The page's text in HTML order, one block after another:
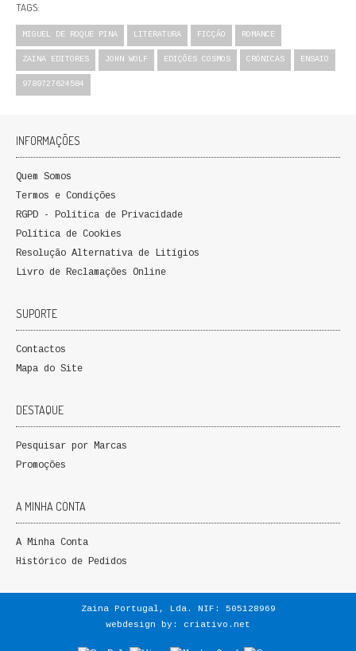
TAGS:
MIGUEL DE ROQUE PINA LITERATURA FICÇÃO ROMANCE
ZAINA EDITORES JOHN WOLF EDIÇÕES COSMOS CRÓNICAS ENSAIO
9789727624584
INFORMAÇÕES
Quem Somos
Termos e Condições
RGPD - Política de Privacidade
Política de Cookies
Resolução Alternativa de Litígios
Livro de Reclamações Online
SUPORTE
Contactos
Mapa do Site
DESTAQUE
Pesquisar por Marcas
Promoções
A MINHA CONTA
A Minha Conta
Histórico de Pedidos
Zaina Portugal, Lda. NIF: 505128969
webdesign by: criativo.net